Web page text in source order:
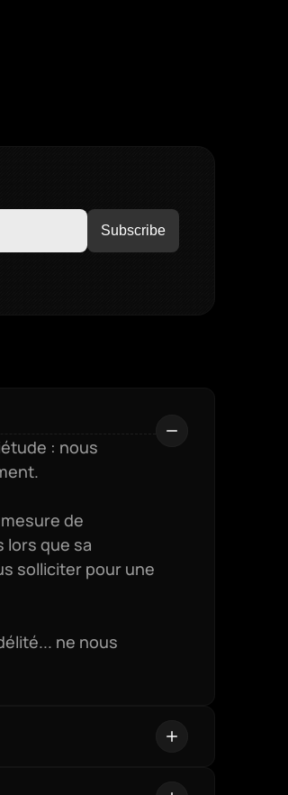
: nous
de
lors que sa
solliciter pour une
ne nous